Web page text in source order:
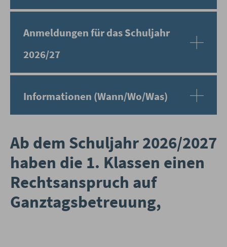
Anmeldungen für das Schuljahr
2026/27
Informationen (Wann/Wo/Was)
Ab dem Schuljahr 2026/2027
haben die 1. Klassen einen
Rechtsanspruch auf
Ganztagsbetreuung,